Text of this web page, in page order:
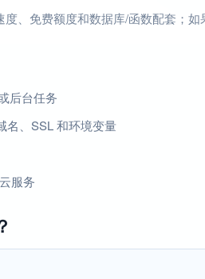
、免费额度和数据库/函数配套；
后台任务
名、SSL 和环境变量
服务